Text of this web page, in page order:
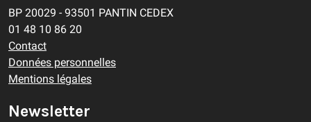
BP 20029 - 93501 PANTIN CEDEX
01 48 10 86 20
Contact
Données personnelles
Mentions légales
Newsletter